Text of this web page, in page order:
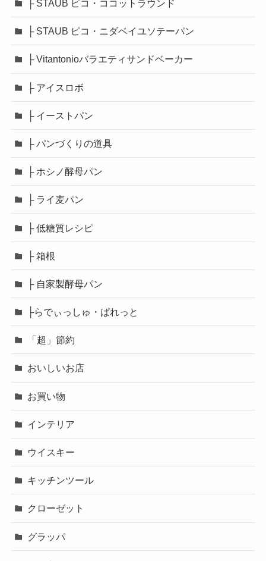
├ STAUB ピコ・ココットラウンド
├ STAUB ピコ・ニダベイユソテーパン
├ Vitantonioバラエティサンドベーカー
├ アイスロボ
├ イーストパン
├ パンづくりの道具
├ ホシノ酵母パン
├ ライ麦パン
├ 低糖質レシピ
├ 箱根
├ 自家製酵母パン
├らでぃっしゅ・ぱれっと
「超」節約
おいしいお店
お買い物
インテリア
ウイスキー
キッチンツール
クローゼット
グラッパ